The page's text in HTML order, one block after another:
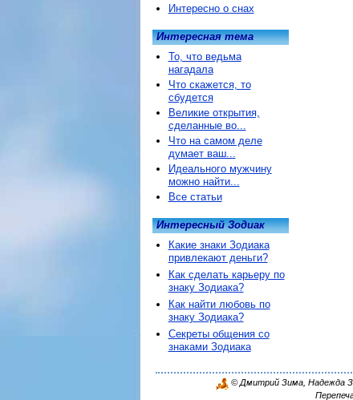
Интересно о снах
Интересная тема
То, что ведьма
нагадала
Что скажется, то
сбудется
Великие открытия,
сделанные во...
Что на самом деле
думает ваш...
Идеального мужчину
можно найти...
Все статьи
Интересный Зодиак
Какие знаки Зодиака
привлекают деньги?
Как сделать карьеру по
знаку Зодиака?
Как найти любовь по
знаку Зодиака?
Секреты общения со
знаками Зодиака
© Дмитрий Зима, Надежда